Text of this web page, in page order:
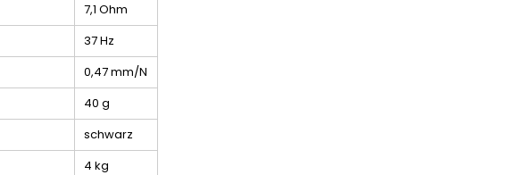
7,1 Ohm
37 Hz
0,47 mm/N
40 g
schwarz
4 kg